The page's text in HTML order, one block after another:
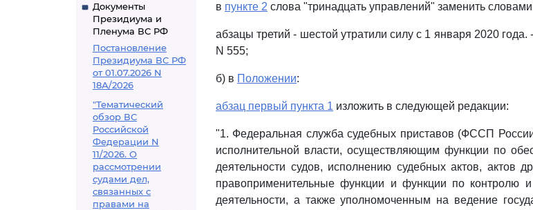
Документы
Президиума и
Пленума ВС РФ
Постановление
Президиума ВС РФ
от 01.07.2026 N
18А/2026
"Тематический
обзор ВС
Российской
Федерации N
11/2026. О
рассмотрении
судами дел,
связанных с
правами на
в пункте 2 слова "тринадцать управлений" заменить
абзацы третий - шестой утратили силу с 1 января 2020
N 555;
б) в Положении:
абзац первый пункта 1 изложить в следующей редакции:
"1. Федеральная служба судебных приставов (ФССП
исполнительной власти, осуществляющим функции по
деятельности судов, исполнению судебных актов, актов
правоприменительные функции и функции по контролю
деятельности, а также уполномоченным на ведение